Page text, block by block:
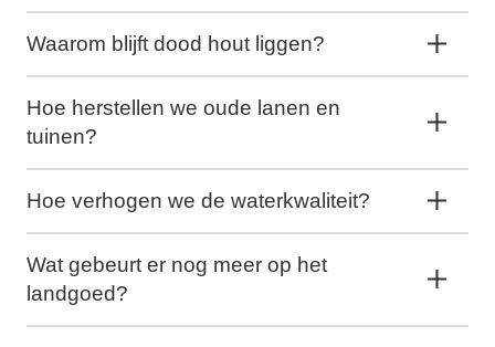
Waarom blijft dood hout liggen?
Hoe herstellen we oude lanen en
tuinen?
Hoe verhogen we de waterkwaliteit?
Wat gebeurt er nog meer op het
landgoed?